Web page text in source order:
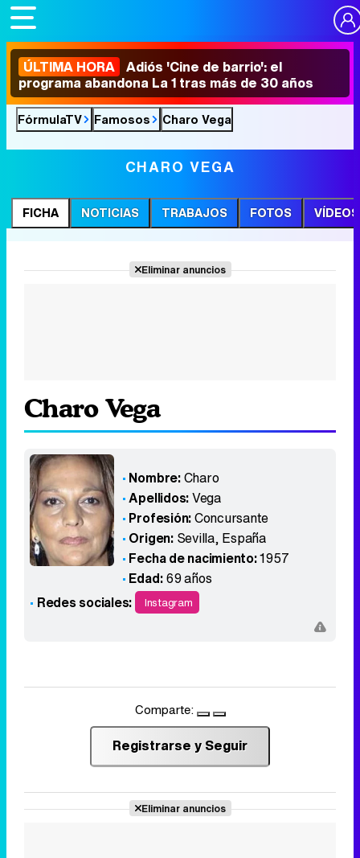
ÚLTIMA HORA Adiós 'Cine de barrio': el
programa abandona La 1 tras más de 30 años
FórmulaTV Famosos Charo Vega
CHARO VEGA
FICHA NOTICIAS TRABAJOS FOTOS VÍDEOS
Eliminar anuncios
Charo Vega
Nombre:Charo
Apellidos:Vega
Profesión:Concursante
Origen: Sevilla, España
Fecha de nacimiento:1957
Edad:69 años
Redes sociales:
Instagram
Comparte:
Registrarse y Seguir
Eliminar anuncios